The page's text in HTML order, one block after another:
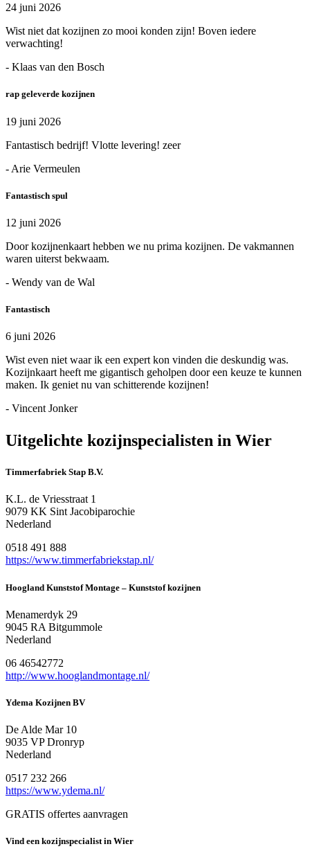
24 juni 2026
Wist niet dat kozijnen zo mooi konden zijn! Boven iedere
verwachting!
- Klaas van den Bosch
rap geleverde kozijnen
19 juni 2026
Fantastisch bedrijf! Vlotte levering! zeer
- Arie Vermeulen
Fantastisch spul
12 juni 2026
Door kozijnenkaart hebben we nu prima kozijnen. De vakmannen
waren uiterst bekwaam.
- Wendy van de Wal
Fantastisch
6 juni 2026
Wist even niet waar ik een expert kon vinden die deskundig was.
Kozijnkaart heeft me gigantisch geholpen door een keuze te kunnen
maken. Ik geniet nu van schitterende kozijnen!
- Vincent Jonker
Uitgelichte kozijnspecialisten in Wier
Timmerfabriek Stap B.V.
K.L. de Vriesstraat 1
9079 KK Sint Jacobiparochie
Nederland
0518 491 888
https://www.timmerfabriekstap.nl/
Hoogland Kunststof Montage – Kunststof kozijnen
Menamerdyk 29
9045 RA Bitgummole
Nederland
06 46542772
http://www.hooglandmontage.nl/
Ydema Kozijnen BV
De Alde Mar 10
9035 VP Dronryp
Nederland
0517 232 266
https://www.ydema.nl/
GRATIS offertes aanvragen
Vind een kozijnspecialist in Wier